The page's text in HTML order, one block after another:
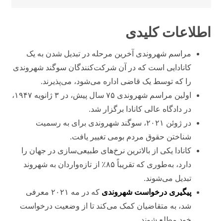
اطلاعات کلیدی
مراسم شهروندی آخرین مرحله در تبدیل شدن به یک
کانادایی است که در آن شرکت‌کنندگان سوگند شهروندی
را که توسط یک قاضی اداره می‌شود، می‌پذیرند.
اولین مراسم شهروندی ۷۵ سال پیش، در ۳ ژانویه ۱۹۴۷،
در دادگاه عالی کانادا برگزار شد.
در ژوئن ۲۰۲۱، سوگند شهروندی برای به رسمیت
شناختن حقوق مردم بومی تغییر یافت.
کانادا یکی از بالاترین نرخ‌های طبیعی‌سازی در جهان را
دارد، به‌طوری که تقریباً ۸۵٪ از تازه‌واردان به شهروند
تبدیل می‌شوند.
پیگیری درخواست شهروندی
که در مه ۲۰۲۱ معرفی
شد، به متقاضیان کمک می‌کند تا از وضعیت درخواست